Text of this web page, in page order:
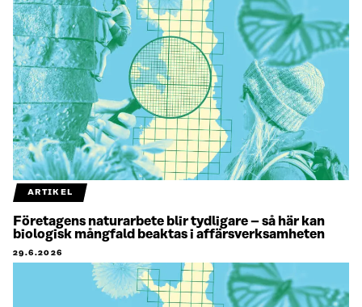
ARTIKEL
Företagens naturarbete blir tydligare – så här kan
biologisk mångfald beaktas i affärsverksamheten
29.6.2026